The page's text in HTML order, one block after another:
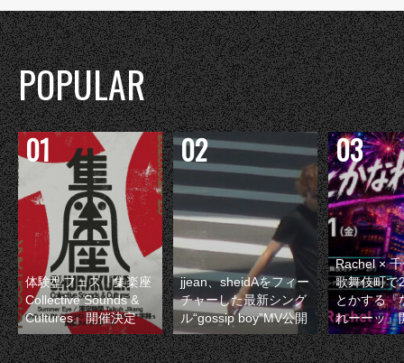
POPULAR
体験型フェス『集楽座
Collective Sounds &
Cultures』開催決定
jjean、sheidAをフィー
チャーした最新シング
ル“gossip boy”MV公開
Rachel ×
歌舞伎町で
とかする『
れーーッ』